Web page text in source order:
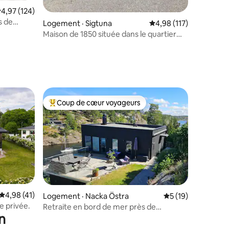
moyenne de 4,97 sur 5, 124 commentaires
4,97 (124)
de
Logement · Sigtuna Note moyenne de
4,98 (117)
Maison de 1850 située dans le quartier
plus aimés
moyenne de 4,98 sur 5, 41 commentaires
4,98 (41)
privée.
Coup de cœur voyageurs parmi les plus aimés
Coup de cœur voyageurs
Logement · Nacka Östra Note moyenne de
5 (19)
Retraite en bord de mer près de